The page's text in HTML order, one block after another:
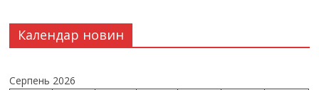
Календар новин
Серпень 2026